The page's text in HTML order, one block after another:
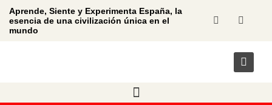
Aprende, Siente y Experimenta España, la
esencia de una civilización única en el
mundo